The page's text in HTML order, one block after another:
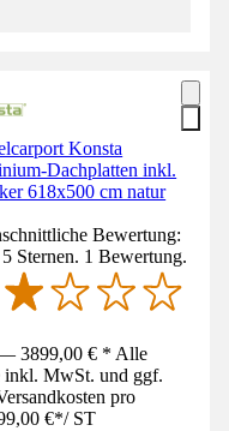
Konsta
Dachplatten inkl.
618x500 cm natur
Bewertung:
Sternen. 1 Bewertung.
3899,00 € * Alle
inkl. MwSt. und ggf.
pro
€*/ ST